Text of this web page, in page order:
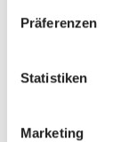
Präferenzen
Statistiken
Marketing
Queensbett